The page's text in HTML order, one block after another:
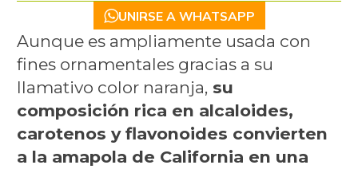
UNIRSE A WHATSAPP
Aunque es ampliamente usada con
fines ornamentales gracias a su
llamativo color naranja, su
composición rica en alcaloides,
carotenos y flavonoides convierten
a la amapola de California en una